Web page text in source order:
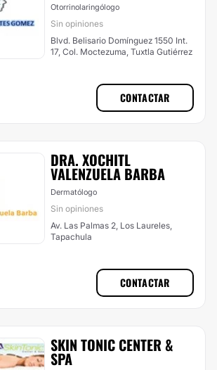
Otorrinolaringólogo
Sin opiniones
Blvd. Belisario Domínguez 1550 Int.
17, Col. Moctezuma, Tuxtla Gutiérrez
CONTACTAR
DRA. XOCHITL
VALENZUELA BARBA
Dermatólogo
Sin opiniones
Av. Las Palmas 2, Los Laureles,
Tapachula
CONTACTAR
SKIN TONIC CENTER &
SPA